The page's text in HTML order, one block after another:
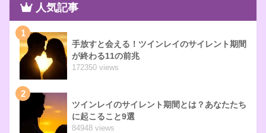
人気記事
1
手放すと会える！ツインレイのサイレント期間
が終わる11の前兆
172350 views
2
ツインレイのサイレント期間とは？あなたたち
に起こること9選
84948 views